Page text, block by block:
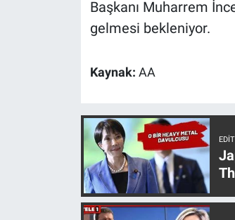
Başkanı Muharrem
gelmesi bekleniyor.
Kaynak: AA
Programlar
Teknoloji
Türkiye'nin Geleceği
Türkiye'nin Gündemi